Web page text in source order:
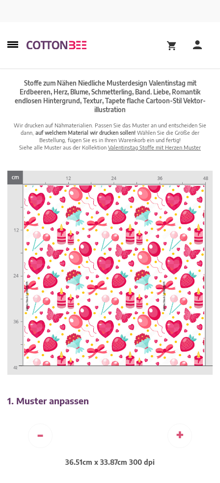
Stoffe zum Nähen Niedliche Musterdesign Valentinstag mit
Erdbeeren, Herz, Blume, Schmetterling, Band. Liebe, Romantik
endlosen Hintergrund, Textur, Tapete flache Cartoon-Stil Vektor-
illustration
Wir drucken auf Nähmaterialien. Passen Sie das Muster an und entscheiden Sie
dann, auf welchem Material wir drucken sollen! Wählen Sie die Größe der
Bestellung, fügen Sie es in Ihren Warenkorb ein und fertig!
Siehe alle Muster aus der Kollektion Valentinstag Stoffe mit Herzen Muster
1. Muster anpassen
- +
36.51cm x 33.87cm 300 dpi